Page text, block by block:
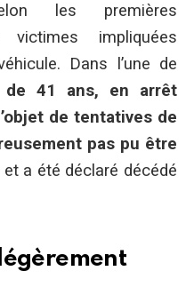
les premières
impliquées
Dans l’une de
de 41 ans, en arrêt
de tentatives de
pas pu être
et a été déclaré décédé